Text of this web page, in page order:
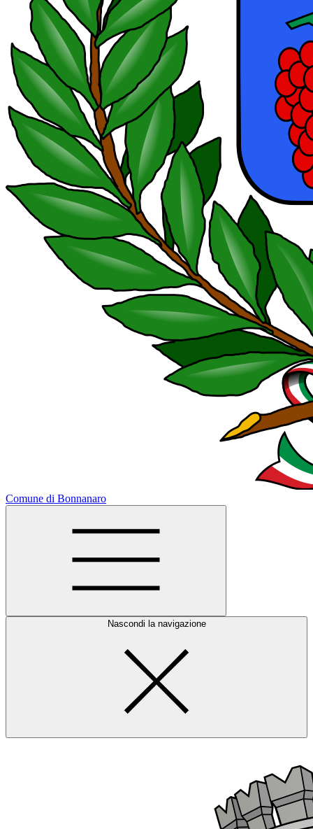
Comune di Bonnanaro
Nascondi la navigazione